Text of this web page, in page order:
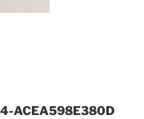
ACEA598E380D